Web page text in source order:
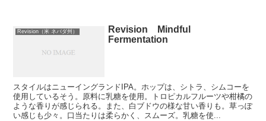
Revision（米 ネバダ州）
Revision Mindful
Fermentation
スタイルはニューイングランドIPA。ホップは、シトラ、シムコーを
使用しているそう。原料に乳糖を使用。トロピカルフルーツや柑橘の
ような香りが感じられる。また、白ブドウの様な甘い香りも。草っぽ
い感じも少々。口当たりは柔らかく、スムーズ。乳糖を使...